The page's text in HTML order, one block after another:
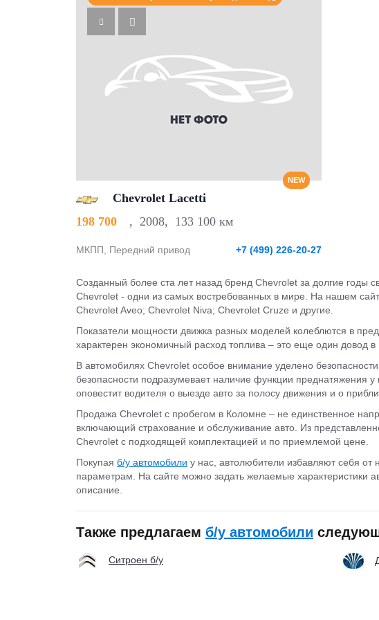
NEW
Chevrolet Lacetti
198 700
, 2008, 133 100 км
МКПП, Передний привод +7 (499) 226-20-27
Созданный более ста лет назад бренд Chevrolet за долгие годы
Chevrolet - одни из самых востребованных в мире. На нашем
Chevrolet Aveo; Chevrolet Niva; Chevrolet Cruze и другие.
Показатели мощности движка разных моделей колеблются в
характерен экономичный расход топлива – это еще один довод в
В автомобилях Chevrolet особое внимание уделено
безопасности подразумевает наличие функции
оповестит водителя о выезде авто за полосу движения и о
Продажа Chevrolet с пробегом в Коломне – не единственное
включающий страхование и обслуживание авто. Из
Chevrolet с подходящей комплектацией и по приемлемой цене.
Покупая б/у автомобили у нас, автолюбители избавляют себя от
параметрам. На сайте можно задать желаемые характеристики
описание.
Также предлагаем б/у автомобили
Ситроен б/у